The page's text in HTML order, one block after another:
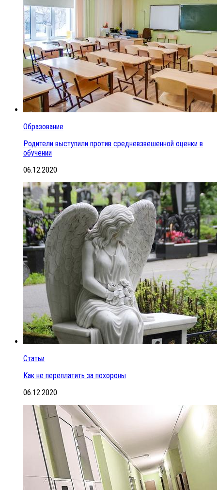
Образование
Родители выступили против средневзвешенной оценки в
обучении
06.12.2020
Статьи
Как не переплатить за похороны
06.12.2020